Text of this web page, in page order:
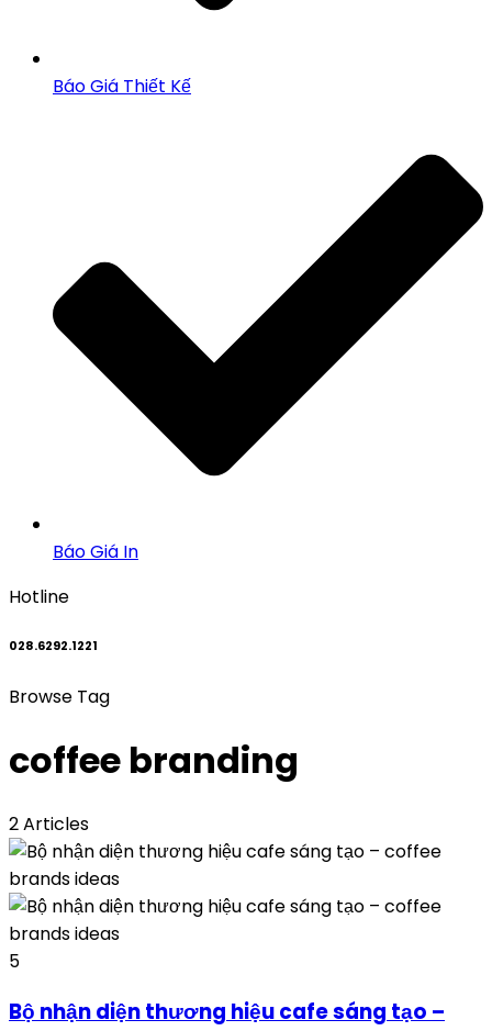
Báo Giá Thiết Kế
Báo Giá In
Hotline
028.6292.1221
Browse Tag
coffee branding
2 Articles
5
Bộ nhận diện thương hiệu cafe sáng tạo –